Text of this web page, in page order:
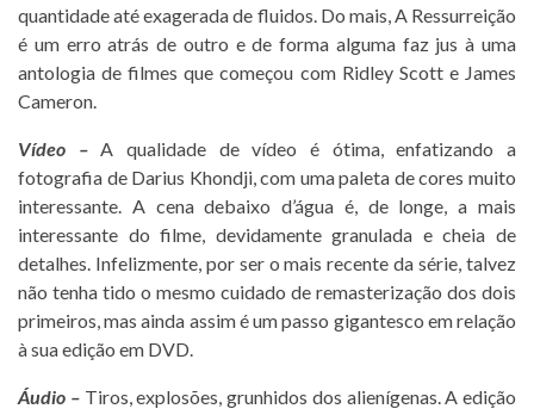
quantidade até exagerada de fluidos. Do mais, A Ressurreição
é um erro atrás de outro e de forma alguma faz jus à uma
antologia de filmes que começou com Ridley Scott e James
Cameron.
Vídeo –A qualidade de vídeo é ótima, enfatizando a
fotografia de Darius Khondji, com uma paleta de cores muito
interessante. A cena debaixo d’água é, de longe, a mais
interessante do filme, devidamente granulada e cheia de
detalhes. Infelizmente, por ser o mais recente da série, talvez
não tenha tido o mesmo cuidado de remasterização dos dois
primeiros, mas ainda assim é um passo gigantesco em relação
à sua edição em DVD.
Áudio –Tiros, explosões, grunhidos dos alienígenas. A edição